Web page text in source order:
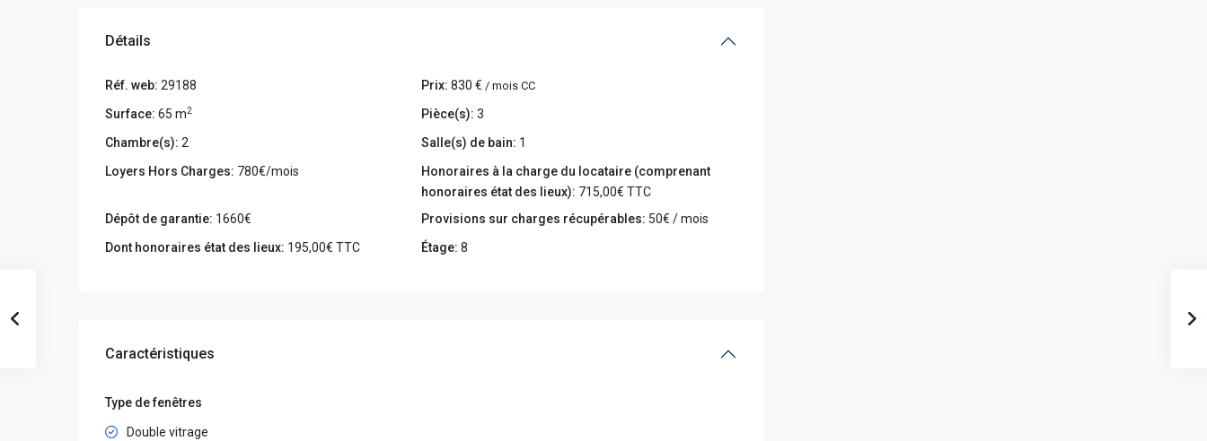
Détails
Réf. web: 29188 Prix: 830 € / mois CC
Surface: 65 m2 Pièce(s): 3
Chambre(s): 2 Salle(s) de bain: 1
Loyers Hors Charges: 780€/mois
Honoraires à la charge du locataire (comprenant
honoraires état des lieux): 715,00€ TTC
Dépôt de garantie: 1660€ Provisions sur charges récupérables: 50€ / mois
Dont honoraires état des lieux: 195,00€ TTC Étage: 8
Caractéristiques
Type de fenêtres
Double vitrage